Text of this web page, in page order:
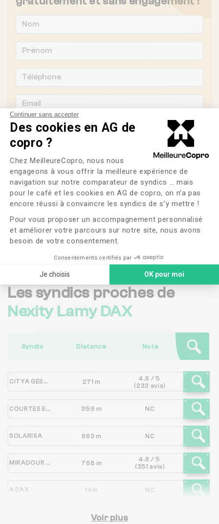
Continuer sans accepter
Des cookies en AG de
copro ?
Plateforme de Gestion du
Chez MeilleureCopro, nous nous
engageons à vous offrir la meilleure expérience de
navigation sur notre comparateur de syndics … mais
pour le café et les cookies en AG de copro, on n’a pas
encore réussi à convaincre les syndics de s’y mettre !
Pour vous proposer un accompagnement personnalisé
et améliorer votre parcours sur notre site, nous avons
besoin de votre consentement.
Consentements certifiés par
Je choisis OK pour moi
Axeptio consent
Souhaitez-vous changer de syndic ?
OUI NON
J'ai lu et j'accepte lesCGU et lapolitique de
Me faire rappeler
Les syndics proches de
Nexity Lamy DAX
Syndic Distance Note
CITYA GESSIC MARTINE 271 m
4.6 / 5
(233 avis)
COURTES ERIDIA 359 m NC
SOLARISA 663 m NC
MIRADOUR IMMOBILIER 768 m
4.6 / 5
(351 avis)
A DAX 1 km NC
1 km
Voir plus